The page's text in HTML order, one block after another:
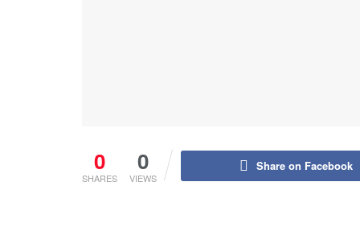
0
SHARES
0
VIEWS
Share on Facebook